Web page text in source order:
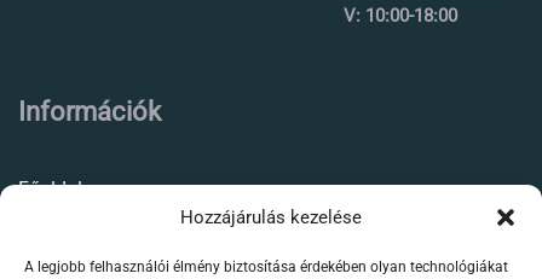
Hozzájárulás kezelése
A legjobb felhasználói élmény biztosítása érdekében olyan technológiákat
V: 10:00-18:00
Információk
Főoldal